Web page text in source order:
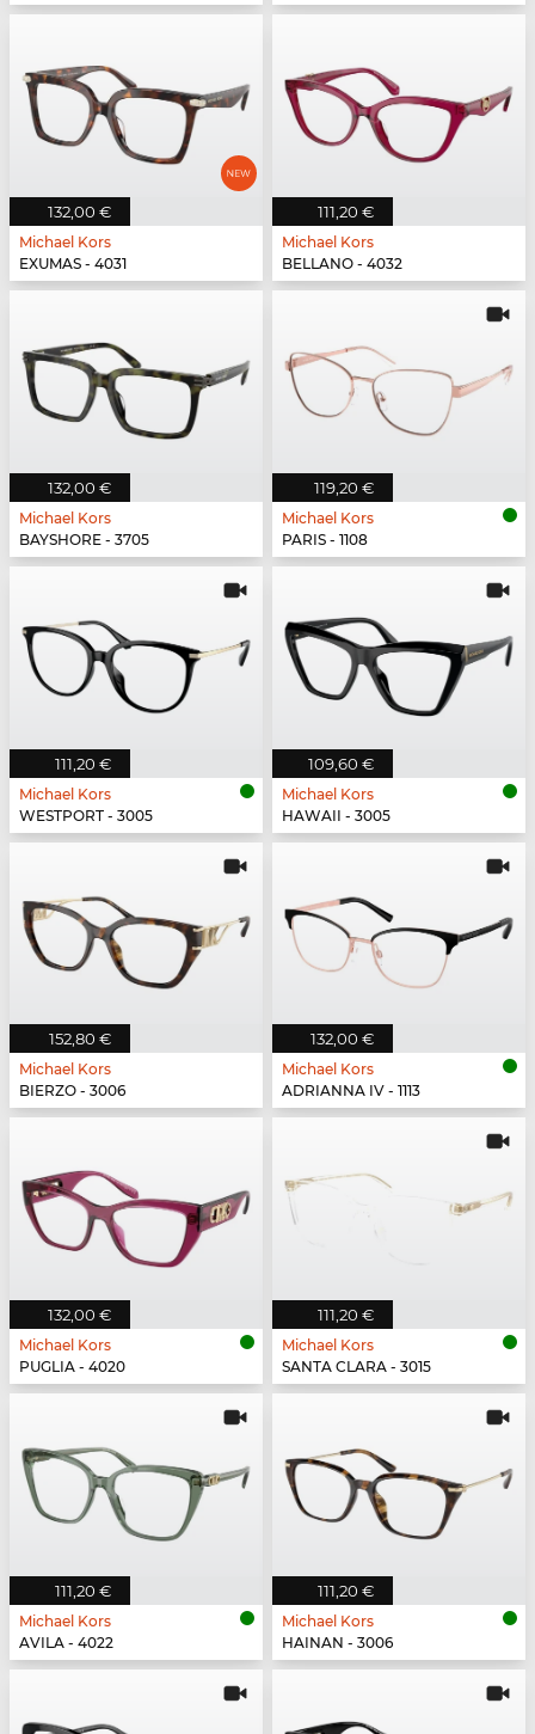
132,00 €
Michael Kors
EXUMAS - 4031
111,20 €
Michael Kors
BELLANO - 4032
132,00 €
Michael Kors
BAYSHORE - 3705
119,20 €
Michael Kors
PARIS - 1108
111,20 €
Michael Kors
WESTPORT - 3005
109,60 €
Michael Kors
HAWAII - 3005
152,80 €
Michael Kors
BIERZO - 3006
132,00 €
Michael Kors
ADRIANNA IV - 1113
132,00 €
Michael Kors
PUGLIA - 4020
111,20 €
Michael Kors
SANTA CLARA - 3015
111,20 €
Michael Kors
AVILA - 4022
111,20 €
Michael Kors
HAINAN - 3006